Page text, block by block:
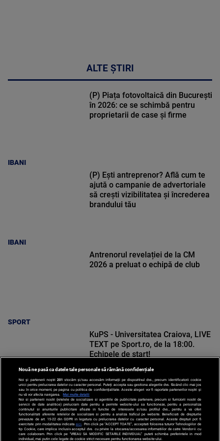
ALTE ȘTIRI
IBANI
(P) Piața fotovoltaică din București
în 2026: ce se schimbă pentru
proprietarii de case și firme
IBANI
(P) Ești antreprenor? Află cum te
ajută o campanie de advertoriale
să crești vizibilitatea și încrederea
brandului tău
SPORT
Antrenorul revelației de la CM
2026 a preluat o echipă de club
SPORT
KuPS - Universitatea Craiova, LIVE
TEXT pe Sport.ro, de la 18:00.
Echipele de start!
Nouă ne pasă ca datele tale personale să rămână confidențiale
Noi și partenerii noștri 201 stocăm și/sau accesăm informații pe dispozitivul dvs., precum identificatorii cookie
unici pentru prelucrarea datelor cu caracter personal. Puteți accepta sau gestiona alegerile dvs. făcând clic mai jos
sau în orice moment, pe pagina cu politica de confidențialitate. Aceste alegeri vor fi raportate partenerilor noștri și
nu vă vor afecta navigarea.
Mai multe detalii
Noi si partenerii nostri (retelele de socializare si agentiile de publicitate partenere, precum si furnizorii nostri de
servicii de date analitice) prelucram date pentru a permite website-ului sa functioneze, pentru a personaliza
continutul si anunturile publicitare afisate in functie de interesele si/sau profilul dvs., pentru a va oferi
functionalitati aferente retelelor de socializare si pentru a analiza traficul pe website. Beneficiati de drepturile
prevazute de art. 15-22 din GDPR in legatura cu prelucrarea datelor cu caracter personal. Aceste drepturi pot fi
exercitate prin modalitatea indicataaici . Prin click pe “ACCEPT TOATE”, acceptati folosirea tuturor Tehnologiilor de
tip Cookie, care implica inclusiv acceptul dvs. cu privire la stocarea/accesarea informatiilor de catre Vendor-ii cu
care colaboram. Prin click pe “VREAU SA MODIFIC SETARILE INDIVIDUAL” puteti schimba preferintele in mod
individual, mai putin cele legate de cookie strict necesare pentru functionarea website-ului.